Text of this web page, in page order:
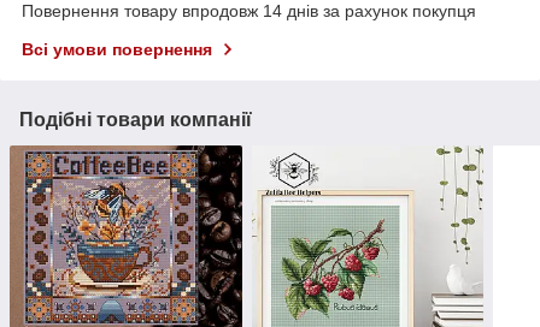
Повернення товару впродовж 14 днів за рахунок покупця
Всі умови повернення
Подібні товари компанії